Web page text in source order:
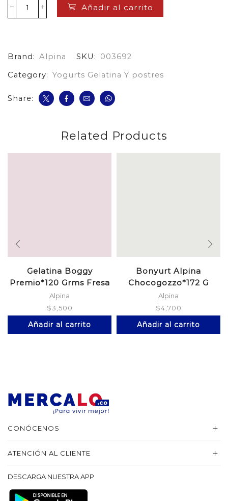
Alpinito
*45
Añadir al carrito
Brand: Alpina SKU:
003692
Category: Yogurts Gelatina Y postres
Share:
Related Products
Gelatina Boggy
Premio*120 Grms Fresa
Alpina
$3,500
Añadir al carrito
Bonyurt Alpina
Chocogozzo*172 G
Alpina
$4,700
Añadir al carrito
CONÓCENOS
ATENCIÓN AL CLIENTE
DESCARGA NUESTRA APP